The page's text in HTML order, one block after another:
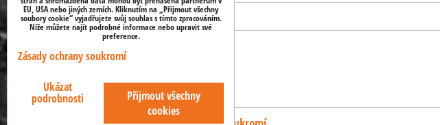
OBJEDNÁVKY
Stav objednávky
EU, USA nebo jiných zemích. Kliknutím na „Přijmout všechny
soubory cookie“ vyjadřujete svůj souhlas s tímto zpracováním.
Níže můžete najít podrobné informace nebo upravit své
preference.
Zásady ochrany soukromí
Ukázat
podrobnosti
Přijmout všechny
cookies